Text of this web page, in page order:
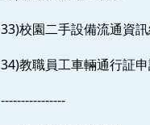
33)校園二手設備流通資
34)教職員工車輛通行証
----------------